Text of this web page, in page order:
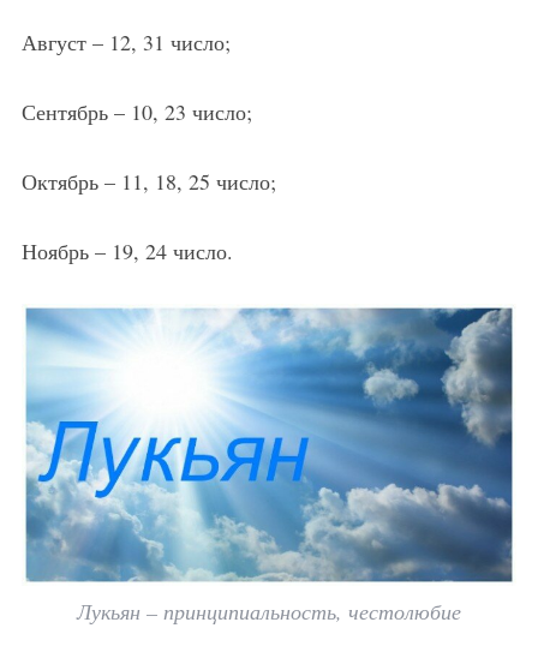
Август – 12, 31 число;
Сентябрь – 10, 23 число;
Октябрь – 11, 18, 25 число;
Ноябрь – 19, 24 число.
Лукьян – принципиальность, честолюбие